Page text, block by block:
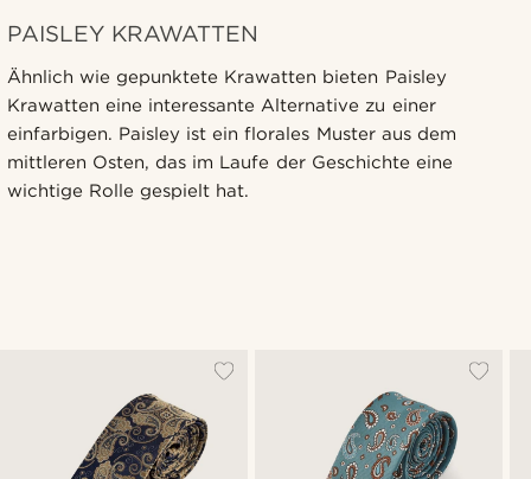
PAISLEY KRAWATTEN
Ähnlich wie gepunktete Krawatten bieten Paisley
Krawatten eine interessante Alternative zu einer
einfarbigen. Paisley ist ein florales Muster aus dem
mittleren Osten, das im Laufe der Geschichte eine
wichtige Rolle gespielt hat.